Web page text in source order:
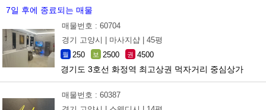
7일 후에 종료되는 매물
매물번호 : 60704
경기 고양시 |
마사지샵 | 45평
월 250 보 2500 권 4500
경기도 3호선 화정역 최고상권 먹자거리 중심상가
매물번호 : 60387